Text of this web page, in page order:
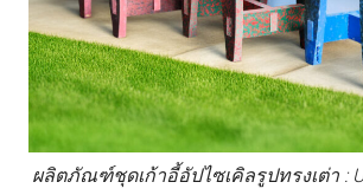
ผลิตภัณฑ์ชุดเก้าอี้อัปไซเคิลรูปทรงเต่า :